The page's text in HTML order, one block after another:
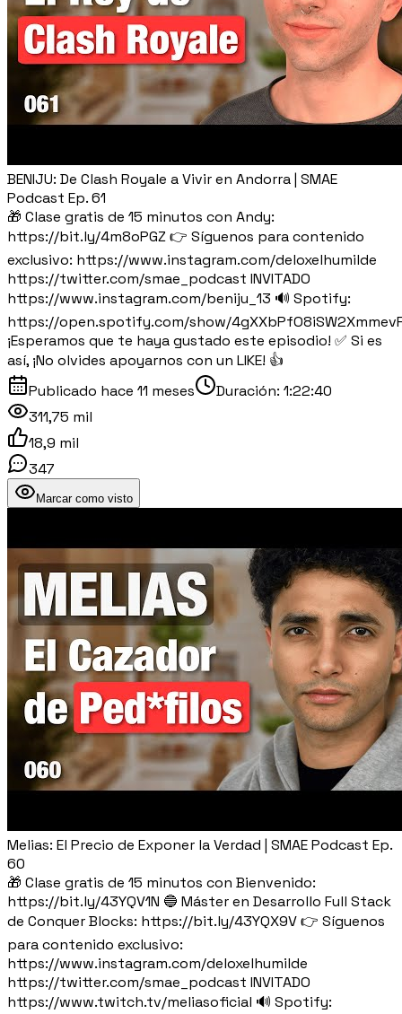
BENIJU: De Clash Royale a Vivir en Andorra | SMAE
Podcast Ep. 61
🎁 Clase gratis de 15 minutos con Andy:
https://bit.ly/4m8oPGZ 👉 Síguenos para contenido
exclusivo: https://www.instagram.com/deloxelhumilde
https://twitter.com/smae_podcast INVITADO
https://www.instagram.com/beniju_13 🔊 Spotify:
https://open.spotify.com/show/
¡Esperamos que te haya gustado este episodio! ✅ Si es
así, ¡No olvides apoyarnos con un LIKE! 👍
Publicado hace 11 meses Duración: 1:22:40
311,75 mil
18,9 mil
347
Marcar como visto
Melias: El Precio de Exponer la Verdad | SMAE Podcast Ep.
60
🎁 Clase gratis de 15 minutos con Bienvenido:
https://bit.ly/43YQV1N 🔵 Máster en Desarrollo Full Stack
de Conquer Blocks: https://bit.ly/43YQX9V 👉 Síguenos
para contenido exclusivo:
https://www.instagram.com/deloxelhumilde
https://twitter.com/smae_podcast INVITADO
https://www.twitch.tv/meliasoficial 🔊 Spotify: